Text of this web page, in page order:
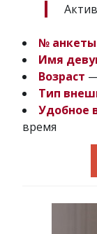
№ анкеты
Имя
Возраст
Тип
Удобное
время